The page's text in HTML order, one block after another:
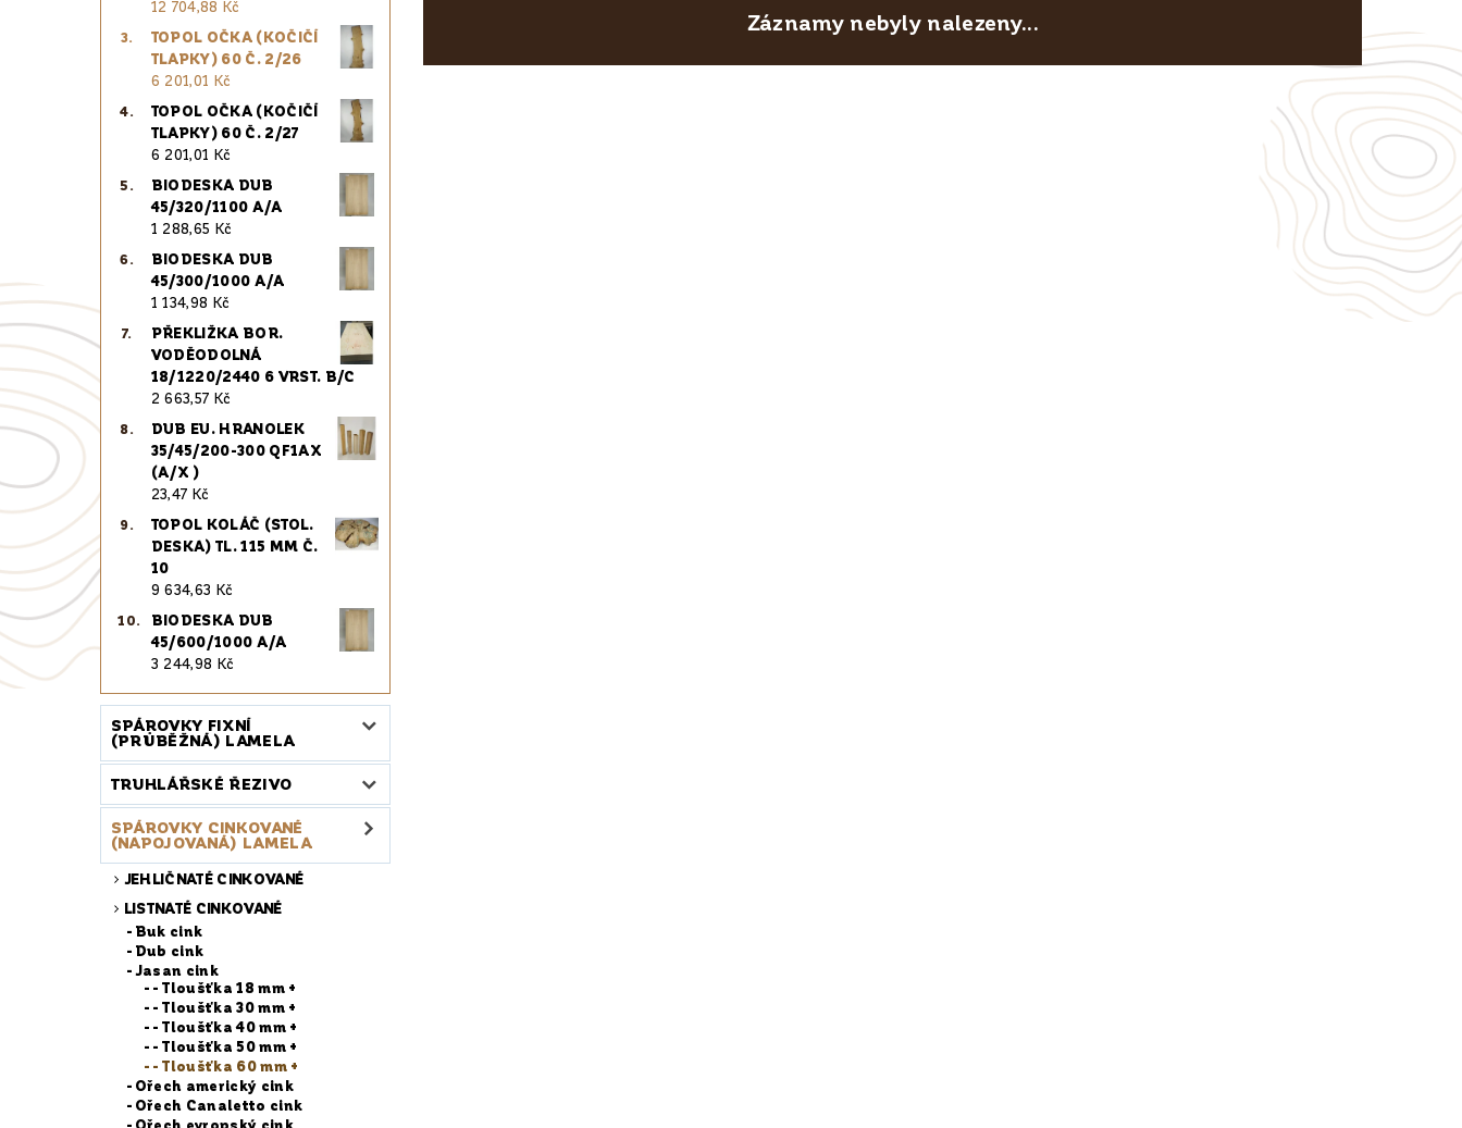
12 704,88 Kč
TOPOL OČKA (KOČIČÍ
TLAPKY) 60 Č. 2/26
6 201,01 Kč
TOPOL OČKA (KOČIČÍ
TLAPKY) 60 Č. 2/27
6 201,01 Kč
BIODESKA DUB
45/320/1100 A/A
1 288,65 Kč
BIODESKA DUB
45/300/1000 A/A
1 134,98 Kč
PŘEKLIŽKA BOR.
VODĚODOLNÁ
18/1220/2440 6 VRST. B/C
2 663,57 Kč
DUB EU. HRANOLEK
35/45/200-300 QF1AX
(A/X )
23,47 Kč
TOPOL KOLÁČ (STOL.
DESKA) TL. 115 MM Č.
10
9 634,63 Kč
BIODESKA DUB
45/600/1000 A/A
3 244,98 Kč
SPÁROVKY FIXNÍ
(PRŮBĚŽNÁ) LAMELA
TRUHLÁŘSKÉ ŘEZIVO
SPÁROVKY CINKOVANÉ
(NAPOJOVANÁ) LAMELA
JEHLIČNATÉ CINKOVANÉ
LISTNATÉ CINKOVANÉ
Buk cink
Dub cink
Jasan cink
- Tloušťka 18 mm +
- Tloušťka 30 mm +
- Tloušťka 40 mm +
- Tloušťka 50 mm +
- Tloušťka 60 mm +
Ořech americký cink
Ořech Canaletto cink
Ořech evropský cink
Záznamy nebyly nalezeny...